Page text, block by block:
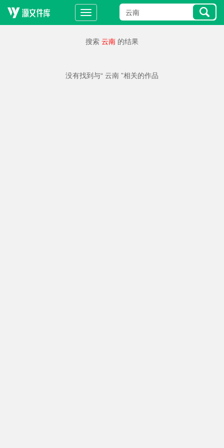
搜索 云南 的结果
没有找到与“ 云南 ”相关的作品